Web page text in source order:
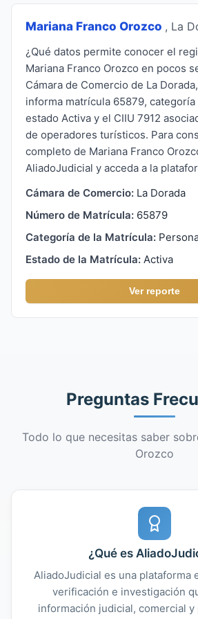
Mariana Franco Orozco , La
¿Qué datos permite conocer el
Mariana Franco Orozco en pocos
Cámara de Comercio de La
informa matrícula 65879, categoría
estado Activa y el CIIU 7912
de operadores turísticos. Para
completo de Mariana Franco
AliadoJudicial y acceda a la
Cámara de Comercio: La Dorada
Número de Matrícula: 65879
Categoría de la Matrícula:
Estado de la Matrícula: Activa
Ver reporte
Preguntas
Todo lo que necesitas saber
Orozco
¿Qué es
AliadoJudicial es una plataforma
verificación e investigación
información judicial, comercial y